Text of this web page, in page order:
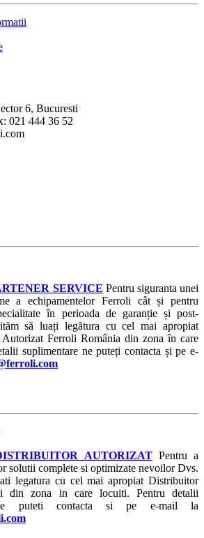
6, Bucuresti
021 444 36 52
SERVICE Pentru siguranta unei
a echipamentelor Ferroli cât și pentru
în perioada de garanție și post-
să luați legătura cu cel mai apropiat
Autorizat Ferroli România din zona în care
suplimentare ne puteți contacta și pe e-
AUTORIZAT Pentru a
solutii complete si optimizate nevoilor Dvs.
legatura cu cel mai apropiat Distribuitor
din zona in care locuiti. Pentru detalii
ne puteti contacta si pe e-mail la